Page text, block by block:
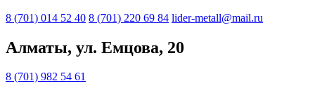
8 (701) 014 52 40 8 (701) 220 69 84 lider-metall@mail.ru
Алматы, ул. Емцова, 20
8 (701) 982 54 61